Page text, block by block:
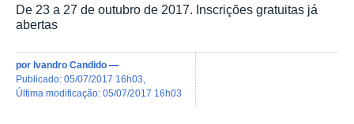
De 23 a 27 de outubro de 2017. Inscrições gratuitas já
abertas
por Ivandro Candido —
publicado: 05/07/2017 16h03
última modificação: 05/07/2017 16h03